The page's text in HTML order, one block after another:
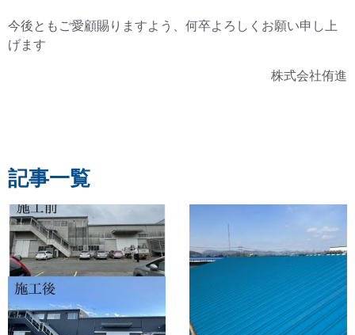
今後ともご愛顧賜りますよう、何卒よろしくお願い申し上
げます
株式会社侑進
記事一覧